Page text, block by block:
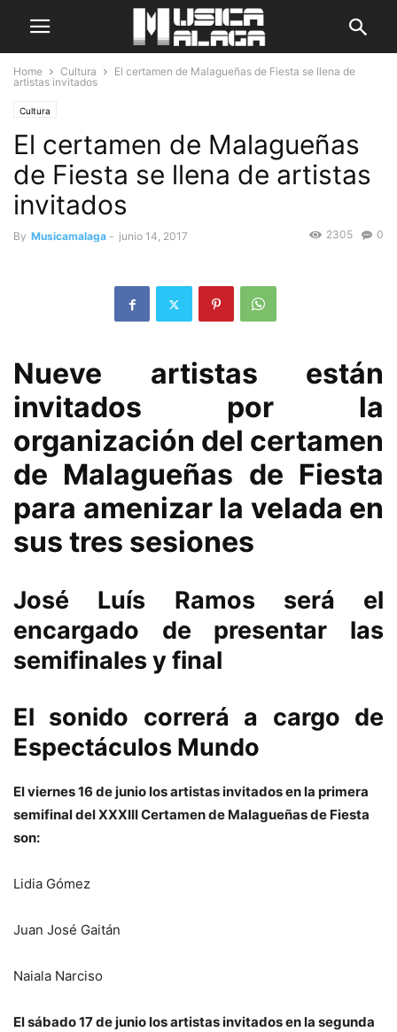
Home Cultura
El certamen de Malagueñas de Fiesta se llena de
artistas invitados
Cultura
El certamen de Malagueñas
de Fiesta se llena de artistas
invitados
By Musicamalaga - junio 14, 2017 0
2305
Nueve artistas están
invitados por la
organización del certamen
de Malagueñas de Fiesta
para amenizar la velada en
sus tres sesiones
José Luís Ramos será el
encargado de presentar las
semifinales y final
El sonido correrá a cargo de
Espectáculos Mundo
El viernes 16 de junio los artistas invitados en la primera
semifinal del XXXIII Certamen de Malagueñas de Fiesta
son:
Lidia Gómez
Juan José Gaitán
Naiala Narciso
El sábado 17 de junio los artistas invitados en la segunda